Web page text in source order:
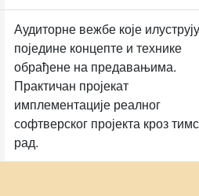
Аудиторне вежбе које илуструју
поједине концепте и технике
обрађене на предавањима.
Практичан пројекат
имплементације реалног
софтверског пројекта кроз
рад.